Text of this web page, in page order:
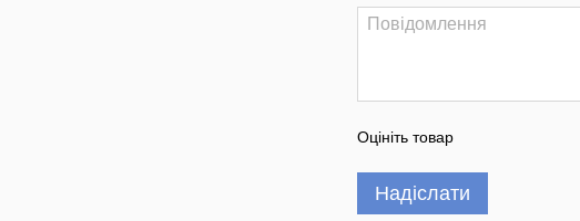
Оцініть товар
Надіслати